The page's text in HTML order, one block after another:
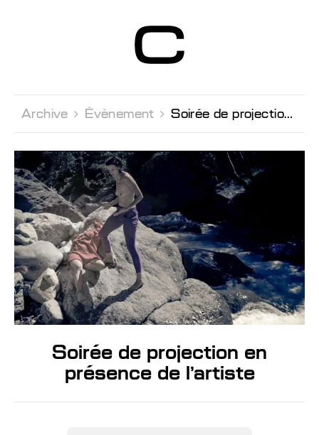
Contemporain
Genève
Archive  Évènement  Soirée de projection en présence de l'artiste
Soirée de projection en
présence de l’artiste